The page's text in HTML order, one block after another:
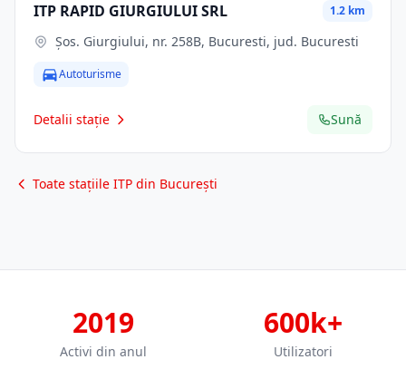
ITP RAPID GIURGIULUI SRL 1.2 km
Şos. Giurgiului, nr. 258B, Bucuresti, jud. Bucuresti
Autoturisme
Detalii stație Sună
Toate stațiile ITP din București
2019
Activi din anul
600k+
Utilizatori